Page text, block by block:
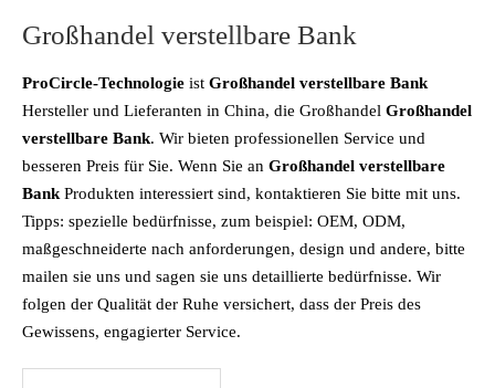
Großhandel verstellbare Bank
ProCircle-Technologie ist Großhandel verstellbare Bank
Hersteller und Lieferanten in China, die Großhandel Großhandel
verstellbare Bank. Wir bieten professionellen Service und
besseren Preis für Sie. Wenn Sie an Großhandel verstellbare
Bank Produkten interessiert sind, kontaktieren Sie bitte mit uns.
Tipps: spezielle bedürfnisse, zum beispiel: OEM, ODM,
maßgeschneiderte nach anforderungen, design und andere, bitte
mailen sie uns und sagen sie uns detaillierte bedürfnisse. Wir
folgen der Qualität der Ruhe versichert, dass der Preis des
Gewissens, engagierter Service.